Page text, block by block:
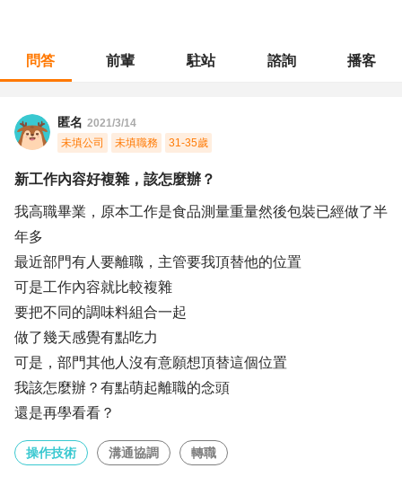
問答 前輩 駐站 諮詢 播客
匿名 2021/3/14
未填公司
未填職務 31-35歲
新工作內容好複雜，該怎麼辦？
我高職畢業，原本工作是食品測量重量然後包裝已經做了半
年多
最近部門有人要離職，主管要我頂替他的位置
可是工作內容就比較複雜
要把不同的調味料組合一起
做了幾天感覺有點吃力
可是，部門其他人沒有意願想頂替這個位置
我該怎麼辦？有點萌起離職的念頭
還是再學看看？
操作技術 溝通協調 轉職